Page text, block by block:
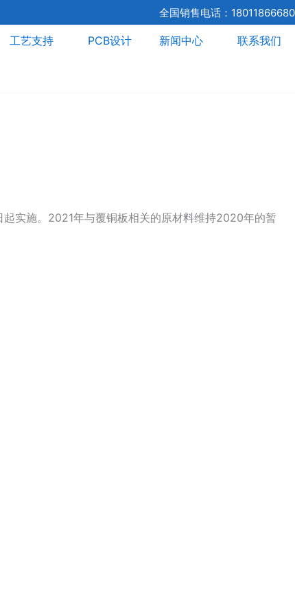
全国销售电话：18011866680
工艺支持 PCB设计 新闻中心 联系我们
实施。2021年与覆铜板相关的原材料维持2020年的暂